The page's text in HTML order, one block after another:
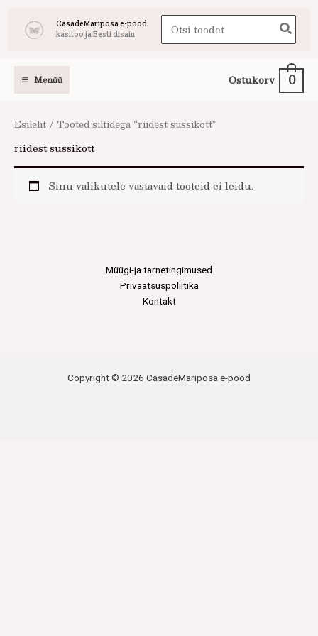
CasadeMariposa e-pood
käsitöö ja Eesti disain
Search
for:
Menüü Ostukorv 0
Esileht / Tooted siltidega “riidest sussikott”
riidest sussikott
Sinu valikutele vastavaid tooteid ei leidu.
Müügi-ja tarnetingimused
Privaatsuspoliitika
Kontakt
Copyright © 2026 CasadeMariposa e-pood